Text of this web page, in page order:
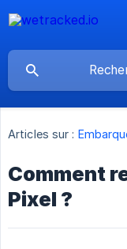
Articles sur :
Comment
Pixel ?